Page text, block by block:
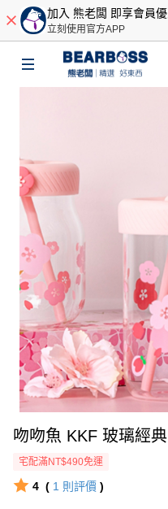
加入 熊老闆 即享會員
立刻使用官方APP
吻吻魚 KKF 玻璃經
宅配滿NT$490免運
4 ( 1 則評價 )